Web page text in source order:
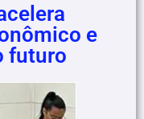
e
futuro